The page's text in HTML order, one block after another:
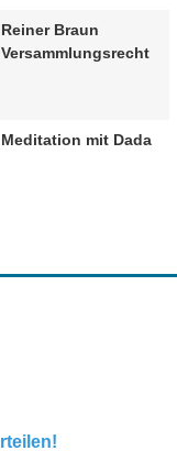
Reiner Braun
Versammlungsrecht
Meditation mit Dada